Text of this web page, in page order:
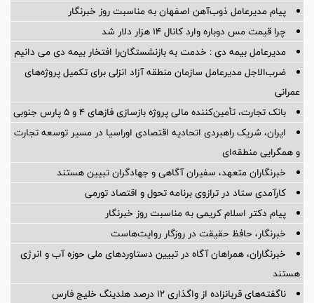
پیام مدیرعامل ذوب‌آهن اصفهان به مناسبت روز خبرنگار
چرا قیمت مس دوباره وارد کانال ۱۴ هزار دلار شد
مدیرعامل بیمه دی : خدمت به بازنشستگان‌را افتخار بیمه دی می دانیم
ضرب‌الاجل مدیرعامل سازمان منطقه آزاد انزلی برای تكمیل پروژه‌های
عمرانی
بانک تجارت، تأمین‌کننده مالی پروژه بازسازی فازهای ۴ و ۵ پارس جنوبی
ایران، شریک راهبردی اتحادیه اقتصادی اوراسیا در مسیر توسعه تجارت
و همگرایی منطقه‌ای
خبرنگاران متعهد، سفیران آگاهی و جهادگران تبیین هستند
کارآمدی ستاد در ترازوی برنامه تحول و اقتصاد تورمی
پیام دکتر اسلام کریمی به مناسبت روز خبرنگار
خبرنگار، حافظ حقیقت در روزگار روایت‌هاست
خبرنگاران، همراهان آگاه در تبیین دستاوردهای ملی حوزه آب و انرژی
هستند
ناگفته‌های قربانزاده از واگذاری ۱۲ درصد هلدینگ خلیج فارس